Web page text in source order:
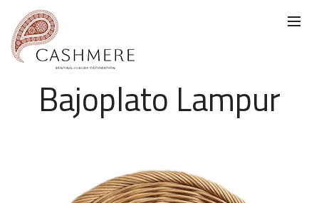
Bajoplato Lampur